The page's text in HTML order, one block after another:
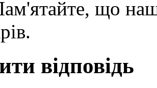
що
відповідь